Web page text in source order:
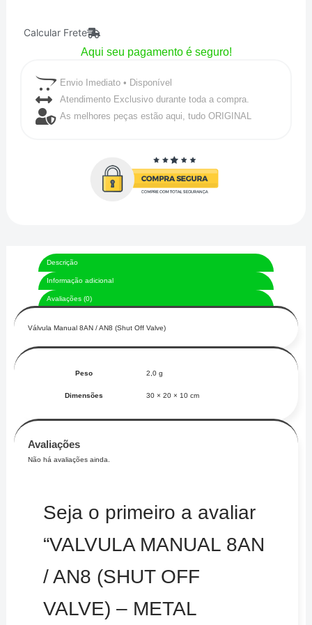
Calcular Frete
Aqui seu pagamento é seguro!
Envio Imediato • Disponível
Atendimento Exclusivo durante toda a compra.
As melhores peças estão aqui, tudo ORIGINAL
Descrição
Informação adicional
Avaliações (0)
Válvula Manual 8AN / AN8 (Shut Off Valve)
Peso 2,0 g
Dimensões 30 × 20 × 10 cm
Avaliações
Não há avaliações ainda.
Seja o primeiro a avaliar
“VALVULA MANUAL 8AN
/ AN8 (SHUT OFF
VALVE) – METAL